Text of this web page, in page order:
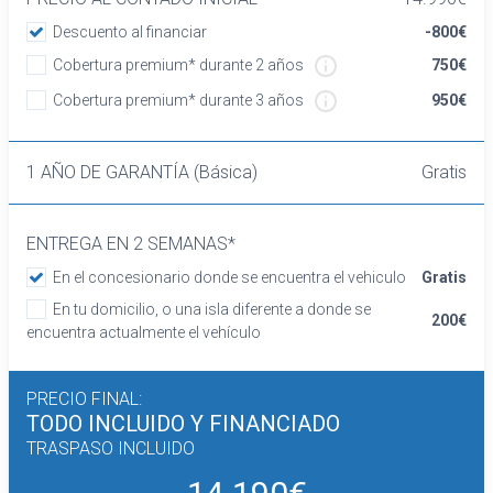
banco de orientación delantera con respaldo
abatible asimétrico
Volante de aluminio y cuero
Cierre centralizado con mando a distancia
Retrovisor interior
Confort
Limitador de velocidad
Sistema de ventilación calefacción del motor
Aire acondicionado bizona de automático
Equipo de audio con radio FM
Control remoto de audio en el volante
oscuridad
Control de crucero
Sensores de aparcamiento traseros con
sensor y cámara
Descuento al financiar
-800€
Cobertura premium* durante 2 años
750€
Cobertura premium* durante 3 años
950€
1 AÑO DE GARANTÍA (Básica) Gratis
ENTREGA EN 2 SEMANAS*
En el concesionario donde se encuentra el vehiculo
Gratis
En tu domicilio, o una isla diferente a donde se
encuentra actualmente el vehículo
200€
PRECIO FINAL:
TODO INCLUIDO Y FINANCIADO
TRASPASO INCLUIDO